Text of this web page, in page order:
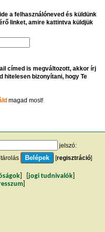
a felhasználóneved és küldünk
linket, amire kattintva küldjük
címed is megváltozott, akkor írj
hitelesen bizonyítani, hogy Te
magad most!
jelszó:
tárolás
[regisztráció]
jogi tudnivalók
]